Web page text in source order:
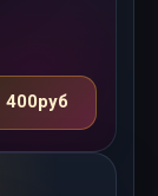
400руб